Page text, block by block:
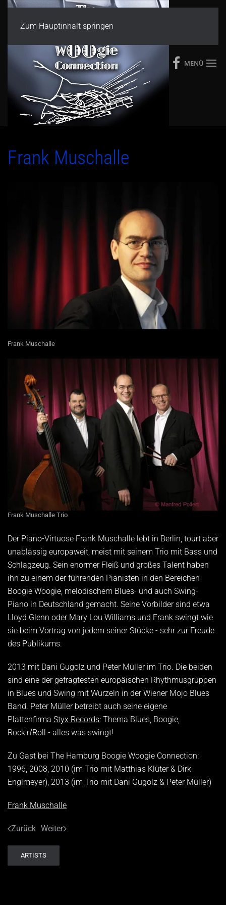
Zum Hauptinhalt springen
MENÜ
Frank Muschalle
Frank Muschalle
Frank Muschalle Trio
Der Piano-Virtuose Frank Muschalle lebt in Berlin, tourt aber
unablässig europaweit, meist mit seinem Trio mit Bass und
Schlagzeug. Sein enormer Fleiß und großes Talent haben
ihn zu einem der führenden Pianisten in den Bereichen
Boogie Woogie, melodischem Blues- und auch Swing-
Piano in Deutschland gemacht. Seine Vorbilder sind etwa
Lloyd Glenn oder Mary Lou Williams und Frank swingt wie
sie beim Vortrag von jedem seiner Stücke - sehr zur Freude
des Publikums.
2013 mit Dani Gugolz und Peter Müller im Trio. Die beiden
sind eine der gefragtesten europäischen Rhythmusgruppen
in Blues und Swing mit Wurzeln in der Wiener Mojo Blues
Band. Peter Müller betreibt auch seine eigene
Plattenfirma Styx Records: Thema Blues, Boogie,
Rock'n'Roll - alles was swingt!
Zu Gast bei The Hamburg Boogie Woogie Connection:
1996, 2008, 2010 (im Trio mit Matthias Klüter & Dirk
Englmeyer), 2013 (im Trio mit Dani Gugolz & Peter Müller)
Frank Muschalle
Zurück Weiter
ARTISTS